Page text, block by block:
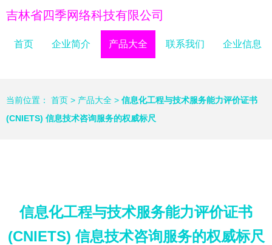
吉林省四季网络科技有限公司
首页 企业简介 产品大全 联系我们 企业信息
当前位置： 首页 > 产品大全 > 信息化工程与技术服务能力评价证书
(CNIETS) 信息技术咨询服务的权威标尺
信息化工程与技术服务能力评价证书
(CNIETS) 信息技术咨询服务的权威标尺